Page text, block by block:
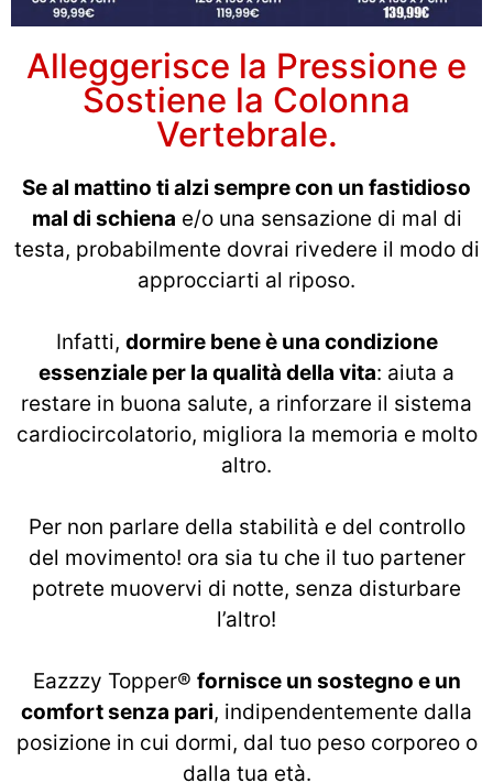
Alleggerisce la Pressione e
Sostiene la Colonna
Vertebrale.
Se al mattino ti alzi sempre con un fastidioso
mal di schiena e/o una sensazione di mal di
testa, probabilmente dovrai rivedere il modo di
approcciarti al riposo.
Infatti, dormire bene è una condizione
essenziale per la qualità della vita: aiuta a
restare in buona salute, a rinforzare il sistema
cardiocircolatorio, migliora la memoria e molto
altro.
Per non parlare della stabilità e del controllo
del movimento! ora sia tu che il tuo partener
potrete muovervi di notte, senza disturbare
l’altro!
Eazzzy Topper® fornisce un sostegno e un
comfort senza pari, indipendentemente dalla
posizione in cui dormi, dal tuo peso corporeo o
dalla tua età.